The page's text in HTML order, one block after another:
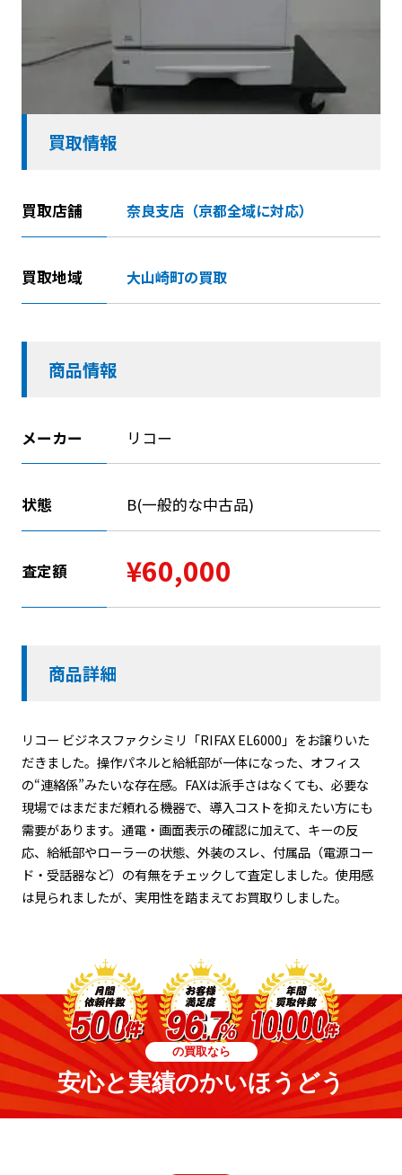
買取情報
買取店舗 奈良支店（京都全域に対応）
買取地域 大山崎町の買取
商品情報
メーカー リコー
状態 B(一般的な中古品)
査定額 ¥60,000
商品詳細
リコー ビジネスファクシミリ「RIFAX EL6000」をお譲りいた
だきました。操作パネルと給紙部が一体になった、オフィス
の“連絡係”みたいな存在感。FAXは派手さはなくても、必要な
現場ではまだまだ頼れる機器で、導入コストを抑えたい方にも
需要があります。通電・画面表示の確認に加えて、キーの反
応、給紙部やローラーの状態、外装のスレ、付属品（電源コー
ド・受話器など）の有無をチェックして査定しました。使用感
は見られましたが、実用性を踏まえてお買取りしました。
の買取なら
安心と実績のかいほうどう